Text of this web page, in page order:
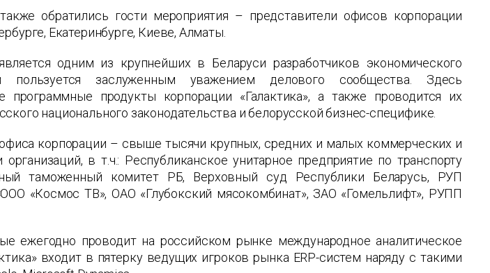
обратились гости мероприятия – представители офисов корпорации
Екатеринбурге, Киеве, Алматы.
одним из крупнейших в Беларуси разработчиков экономического
пользуется заслуженным уважением делового сообщества. Здесь
программные продукты корпорации «Галактика», а также проводится их
национального законодательства и белорусской бизнес-специфике.
корпорации – свыше тысячи крупных, средних и малых коммерческих и
в т.ч.: Республиканское унитарное предприятие по транспорту
таможенный комитет РБ, Верховный суд Республики Беларусь, РУП
«Космос ТВ», ОАО «Глубокский мясокомбинат», ЗАО «Гомельлифт», РУПП
ежегодно проводит на российском рынке международное аналитическое
входит в пятерку ведущих игроков рынка ERP-систем наряду с такими